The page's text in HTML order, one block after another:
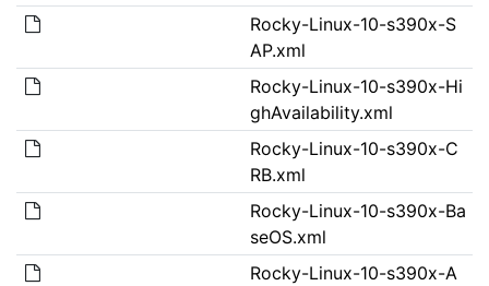
Rocky-Linux-10-s390x-S
AP.xml
Rocky-Linux-10-s390x-Hi
ghAvailability.xml
Rocky-Linux-10-s390x-C
RB.xml
Rocky-Linux-10-s390x-Ba
seOS.xml
Rocky-Linux-10-s390x-A